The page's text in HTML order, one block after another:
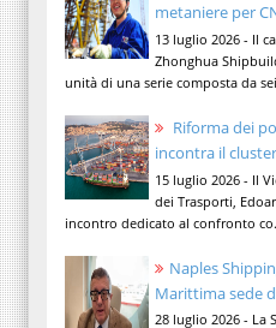
metaniere per
13 luglio 2026 - Il
Zhonghua
unità di una serie composta da
Riforma dei
incontra il
15 luglio 2026 - Il
dei Trasporti,
incontro dedicato al confronto
Naples
Marittima sede
28 luglio 2026 - La